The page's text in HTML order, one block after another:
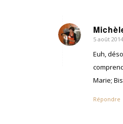
dit
5 août
Euh,
Marie;
Répondre